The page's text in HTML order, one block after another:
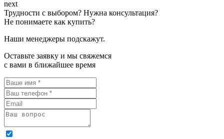
next
Трудности с выбором? Нужна консультация?
Не понимаете как купить?
Наши менеджеры подскажут.
Оставьте заявку и мы свяжемся
с вами в ближайшее время